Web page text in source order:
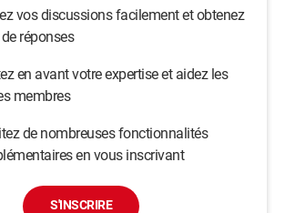
vos discussions facilement et obtenez
réponses
en avant votre expertise et aidez les
membres
de nombreuses fonctionnalités
en vous inscrivant
S'INSCRIRE